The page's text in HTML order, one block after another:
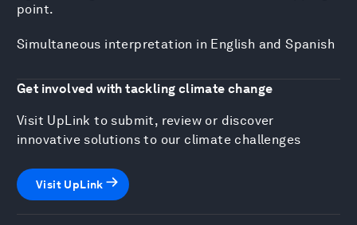
point.
Simultaneous interpretation in English and Spanish
Get involved with tackling climate change
Visit UpLink to submit, review or discover
innovative solutions to our climate challenges
Visit UpLink